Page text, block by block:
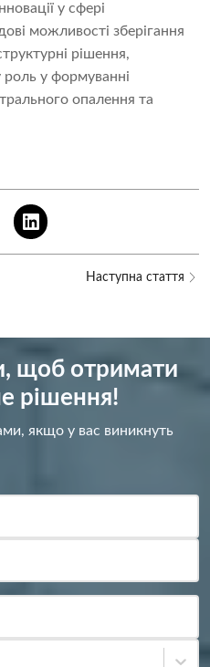
у сфері
можливості зберігання
рішення,
роль у формуванні
опалення та
Наступна стаття
щоб отримати
рішення!
якщо у вас виникнуть